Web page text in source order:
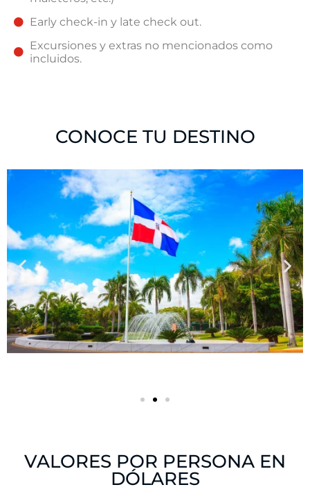
Early check-in y late check out.
Excursiones y extras no mencionados como
incluidos.
CONOCE TU DESTINO
VALORES POR PERSONA EN
DÓLARES